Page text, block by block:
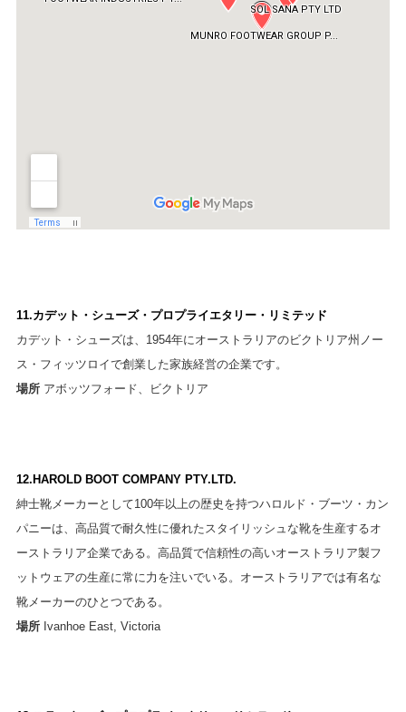
11.カデット・シューズ・プロプライエタリー・リミテッド
カデット・シューズは、1954年にオーストラリアのビクトリア州ノー
ス・フィッツロイで創業した家族経営の企業です。
場所 アボッツフォード、ビクトリア
12.HAROLD BOOT COMPANY PTY.LTD.
紳士靴メーカーとして100年以上の歴史を持つハロルド・ブーツ・カン
パニーは、高品質で耐久性に優れたスタイリッシュな靴を生産するオ
ーストラリア企業である。高品質で信頼性の高いオーストラリア製フ
ットウェアの生産に常に力を注いでいる。オーストラリアでは有名な
靴メーカーのひとつである。
場所 Ivanhoe East, Victoria